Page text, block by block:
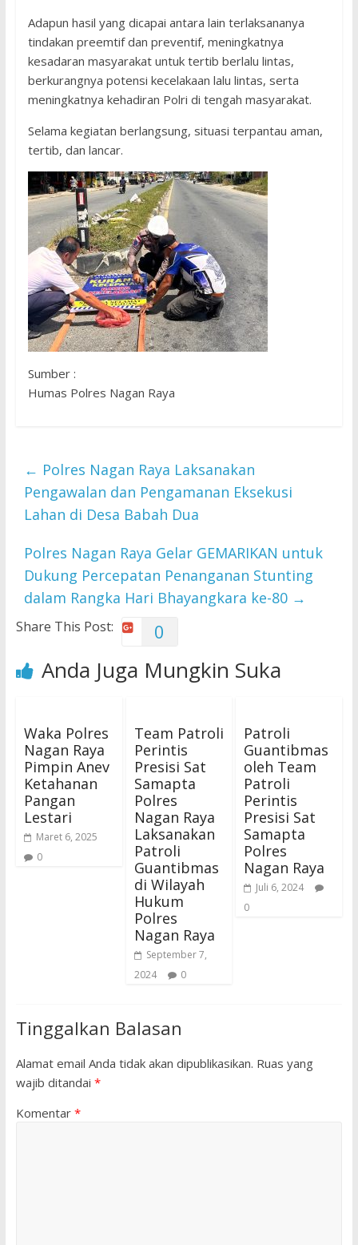
Adapun hasil yang dicapai antara lain terlaksananya
tindakan preemtif dan preventif, meningkatnya
kesadaran masyarakat untuk tertib berlalu lintas,
berkurangnya potensi kecelakaan lalu lintas, serta
meningkatnya kehadiran Polri di tengah masyarakat.
Selama kegiatan berlangsung, situasi terpantau aman,
tertib, dan lancar.
Sumber :
Humas Polres Nagan Raya
← Polres Nagan Raya Laksanakan
Pengawalan dan Pengamanan Eksekusi
Lahan di Desa Babah Dua
Polres Nagan Raya Gelar GEMARIKAN untuk
Dukung Percepatan Penanganan Stunting
dalam Rangka Hari Bhayangkara ke-80 →
Share This Post: 0
Anda Juga Mungkin Suka
Waka Polres
Nagan Raya
Pimpin Anev
Ketahanan
Pangan
Lestari
Maret 6, 2025
0
Team Patroli
Perintis
Presisi Sat
Samapta
Polres
Nagan Raya
Laksanakan
Patroli
Guantibmas
di Wilayah
Hukum
Polres
Nagan Raya
September 7,
2024
0
Patroli
Guantibmas
oleh Team
Patroli
Perintis
Presisi Sat
Samapta
Polres
Nagan Raya
Juli 6, 2024
0
Tinggalkan Balasan
Alamat email Anda tidak akan dipublikasikan. Ruas yang
wajib ditandai *
Komentar *